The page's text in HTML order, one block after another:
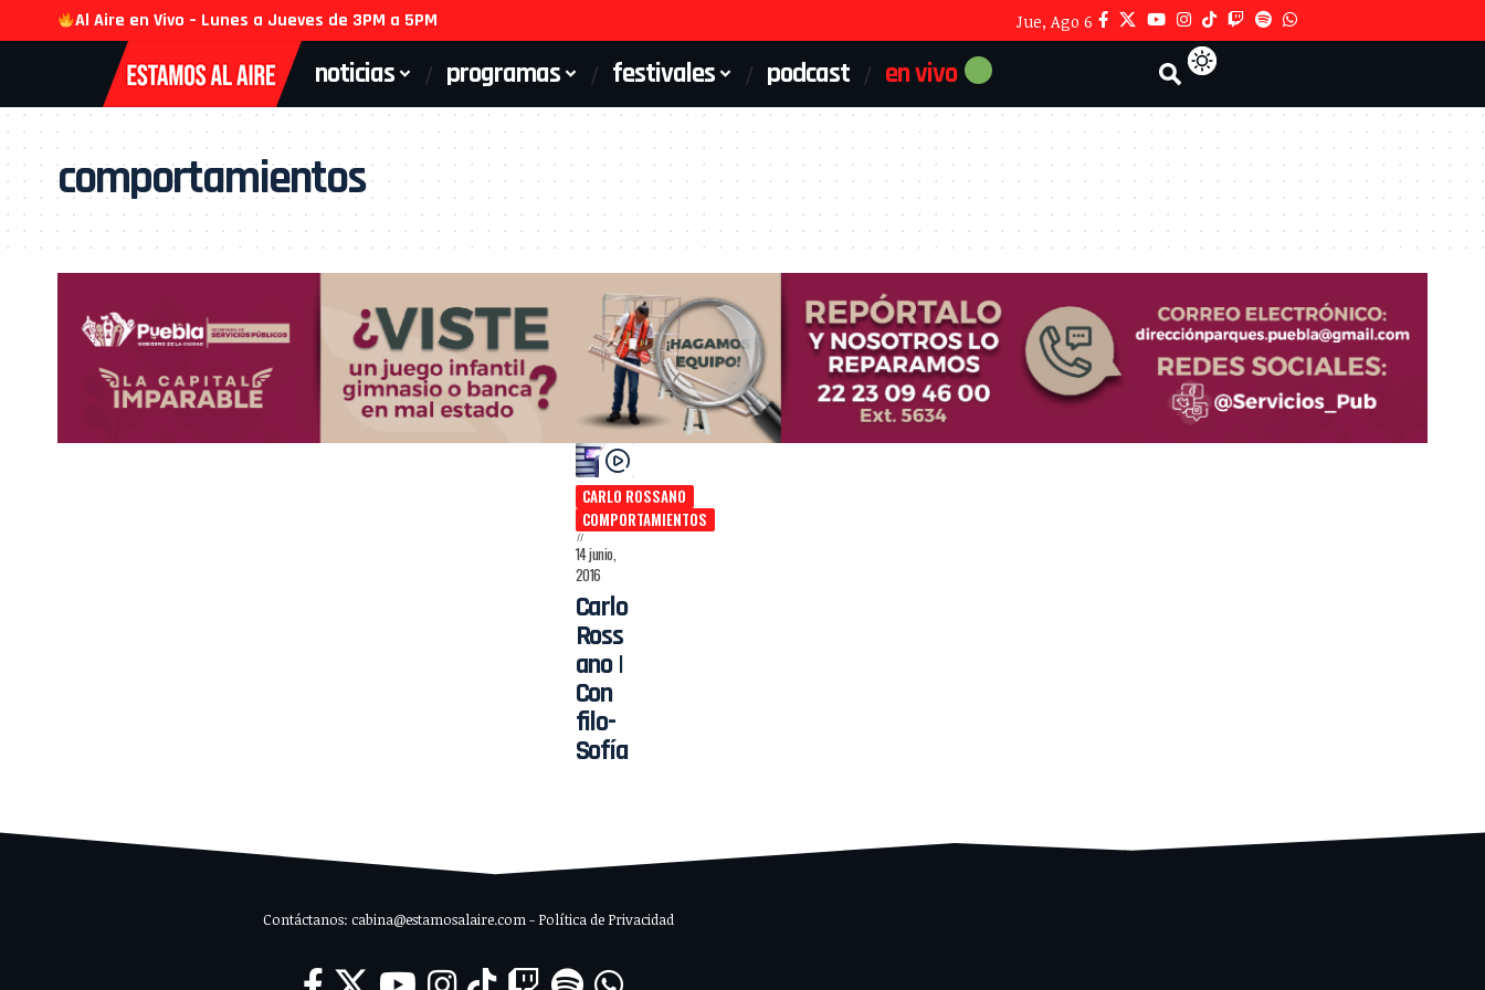
Al Aire en Vivo – Lunes a Jueves de 3PM a 5PM Jue, Ago 6
noticias programas festivales podcast en vivo
comportamientos
CARLO ROSSANO
COMPORTAMIENTOS
14 junio,
2016
Carlo
Ross
ano |
Con
filo-
Sofía
Contáctanos: cabina@estamosalaire.com - Política de Privacidad